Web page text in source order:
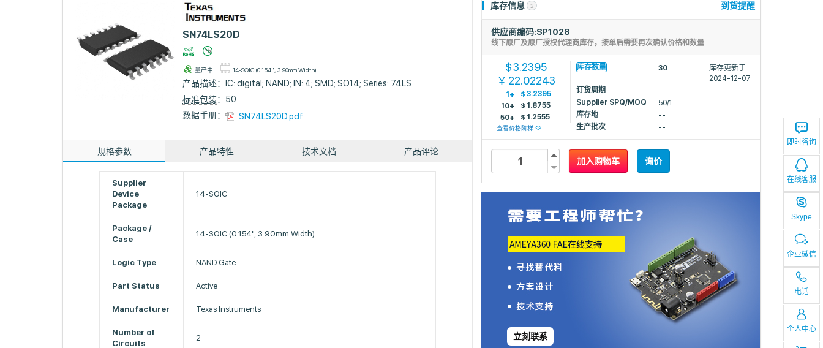
即时咨询
在线客服
Skype
企业微信
电话
个人中心
SN74LS20D
量产中 14-SOIC (0.154", 3.90mm Width)
产品描述：
IC: digital; NAND; IN: 4; SMD; SO14; Series: 74LS
标准包装：50
数据手册：
SN74LS20D.pdf
规格参数 产品特性 技术文档 产品评论
Supplier
Device
Package
14-SOIC
Package /
Case
14-SOIC (0.154", 3.90mm Width)
Logic Type NAND Gate
Part Status Active
Manufacturer Texas Instruments
Number of
Circuits
2
库存信息 2 到货提醒
供应商编码:SP1028
线下原厂及原厂授权代理商库存，接单后需要再次确认价格和数量
$3.2395
￥ 22.02243
查看价格阶梯
1+ $ 3.2395
10+
$ 1.8755
50+
$ 1.2555
库存数量 30
库存更新于
2024-12-07
订货周期
--
Supplier SPQ/MOQ
50/1
库存地
--
生产批次
--
加入购物车 询价
立刻联系